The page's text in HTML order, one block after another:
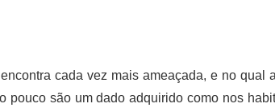
cada vez mais ameaçada, e no qual
pouco são um dado adquirido como nos